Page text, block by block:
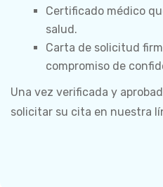
Certificado médico
salud.
Carta de solicitud
compromiso de
Una vez verificada y
solicitar su cita en nuestra